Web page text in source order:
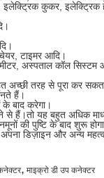
कुकर,
टाइमर आदि।
अस्पताल कॉल
अच्छी तरह से पूरा कर
हैं।
बाद करेगा।
से हैं।तो यह बहुत अधिक
की पुष्टि के बाद शुरू
डिज़ाइन और अन्य
, माइक्रो डी उप कनेक्टर